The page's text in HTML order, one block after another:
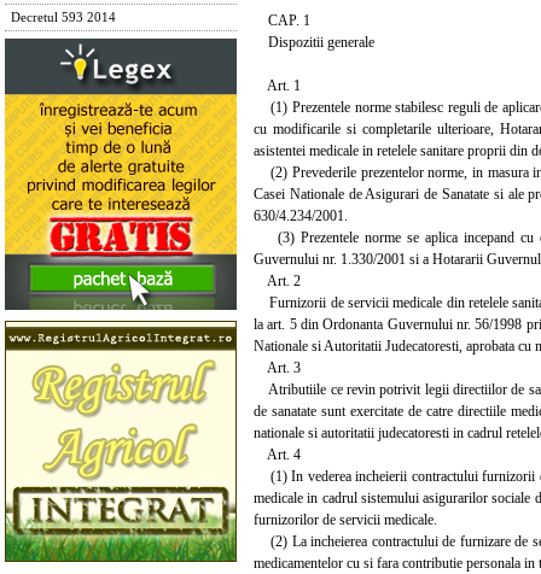
Decretul 593 2014
CAP. 1
Dispozitii generale
Art. 1
(1) Prezentele norme stabilesc reguli de
cu modificarile si completarile ulterioare,
asistentei medicale in retelele sanitare proprii din
(2) Prevederile prezentelor norme, in masura
Casei Nationale de Asigurari de Sanatate si ale
630/4.234/2001.
(3) Prezentele norme se aplica incepand cu
Guvernului nr. 1.330/2001 si a Hotararii
Art. 2
Furnizorii de servicii medicale din retelele
la art. 5 din Ordonanta Guvernului nr. 56/1998
Nationale si Autoritatii Judecatoresti, aprobata
Art. 3
Atributiile ce revin potrivit legii directiilor de
de sanatate sunt exercitate de catre directiile
nationale si autoritatii judecatoresti in cadrul
Art. 4
(1) In vederea incheierii contractului furnizorii
medicale in cadrul sistemului asigurarilor sociale
furnizorilor de servicii medicale.
(2) La incheierea contractului de furnizare de
medicamentelor cu si fara contributie personala